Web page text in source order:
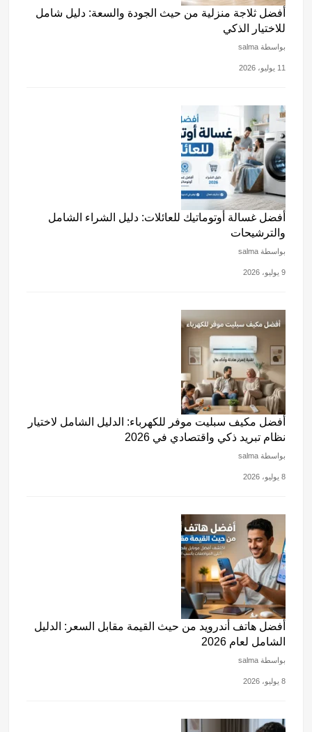
أفضل ثلاجة منزلية من حيث الجودة والسعة: دليل شامل
للاختيار الذكي
بواسطة salma
11 يوليو، 2026
أفضل غسالة أوتوماتيك للعائلات: دليل الشراء الشامل
والترشيحات
بواسطة salma
9 يوليو، 2026
أفضل مكيف سبليت موفر للكهرباء: الدليل الشامل لاختيار
نظام تبريد ذكي واقتصادي في 2026
بواسطة salma
8 يوليو، 2026
أفضل هاتف أندرويد من حيث القيمة مقابل السعر: الدليل
الشامل لعام 2026
بواسطة salma
8 يوليو، 2026